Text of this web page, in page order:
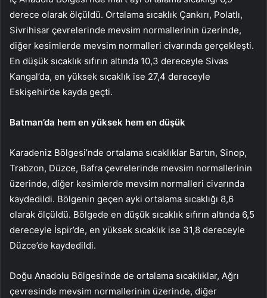
derece olarak ölçüldü. Ortalama sıcaklık Çankırı, Polatlı,
Sivrihisar çevrelerinde mevsim normallerinin üzerinde,
diğer kesimlerde mevsim normalleri civarında gerçekleşti.
En düşük sıcaklık sıfırın altında 10,3 dereceyle Sivas
Kangal’da, en yüksek sıcaklık ise 27,4 dereceyle
Eskişehir’de kayda geçti.
Batman’da hem en yüksek hem en düşük
Karadeniz Bölgesi’nde ortalama sıcaklıklar Bartın, Sinop,
Trabzon, Düzce, Bafra çevrelerinde mevsim normallerinin
üzerinde, diğer kesimlerde mevsim normalleri civarında
kaydedildi. Bölgenin geçen ayki ortalama sıcaklığı 8,6
olarak ölçüldü. Bölgede en düşük sıcaklık sıfırın altında 6,5
dereceyle İspir’de, en yüksek sıcaklık ise 31,8 dereceyle
Düzce’de kaydedildi.
Doğu Anadolu Bölgesi’nde de ortalama sıcaklıklar, Ağrı
çevresinde mevsim normallerinin üzerinde, diğer